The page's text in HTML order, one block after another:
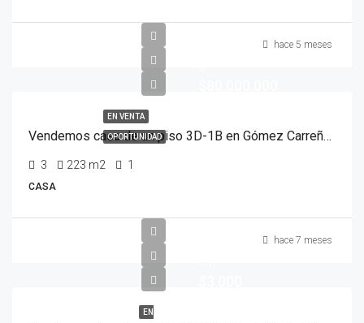
hace 5 meses
EN VENTA
OPORTUNIDAD Vendemos casa de un piso 3D-1B en Gómez Carreño, Viña del Mar
3 223 m2 1
CASA
hace 7 meses
EN